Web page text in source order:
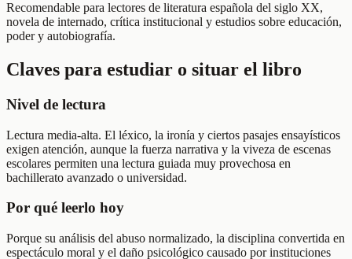
Recomendable para lectores de literatura española del siglo XX,
novela de internado, crítica institucional y estudios sobre educación,
poder y autobiografía.
Claves para estudiar o situar el libro
Nivel de lectura
Lectura media-alta. El léxico, la ironía y ciertos pasajes ensayísticos
exigen atención, aunque la fuerza narrativa y la viveza de escenas
escolares permiten una lectura guiada muy provechosa en
bachillerato avanzado o universidad.
Por qué leerlo hoy
Porque su análisis del abuso normalizado, la disciplina convertida en
espectáculo moral y el daño psicológico causado por instituciones